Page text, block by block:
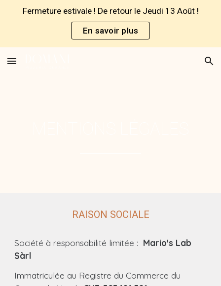
Fermeture estivale ! De retour le Jeudi 13 Août !
En savoir plus
RAISON SOCIALE
Société à responsabilité limitée : Mario's Lab
Sàrl
Immatriculée au Registre du Commerce du